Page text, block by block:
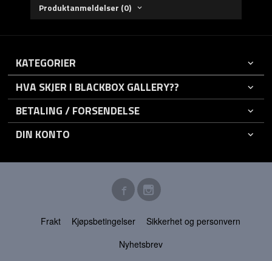
Produktanmeldelser (0)
KATEGORIER
HVA SKJER I BLACKBOX GALLERY??
BETALING / FORSENDELSE
DIN KONTO
Frakt Kjøpsbetingelser
Sikkerhet og personvern
Nyhetsbrev